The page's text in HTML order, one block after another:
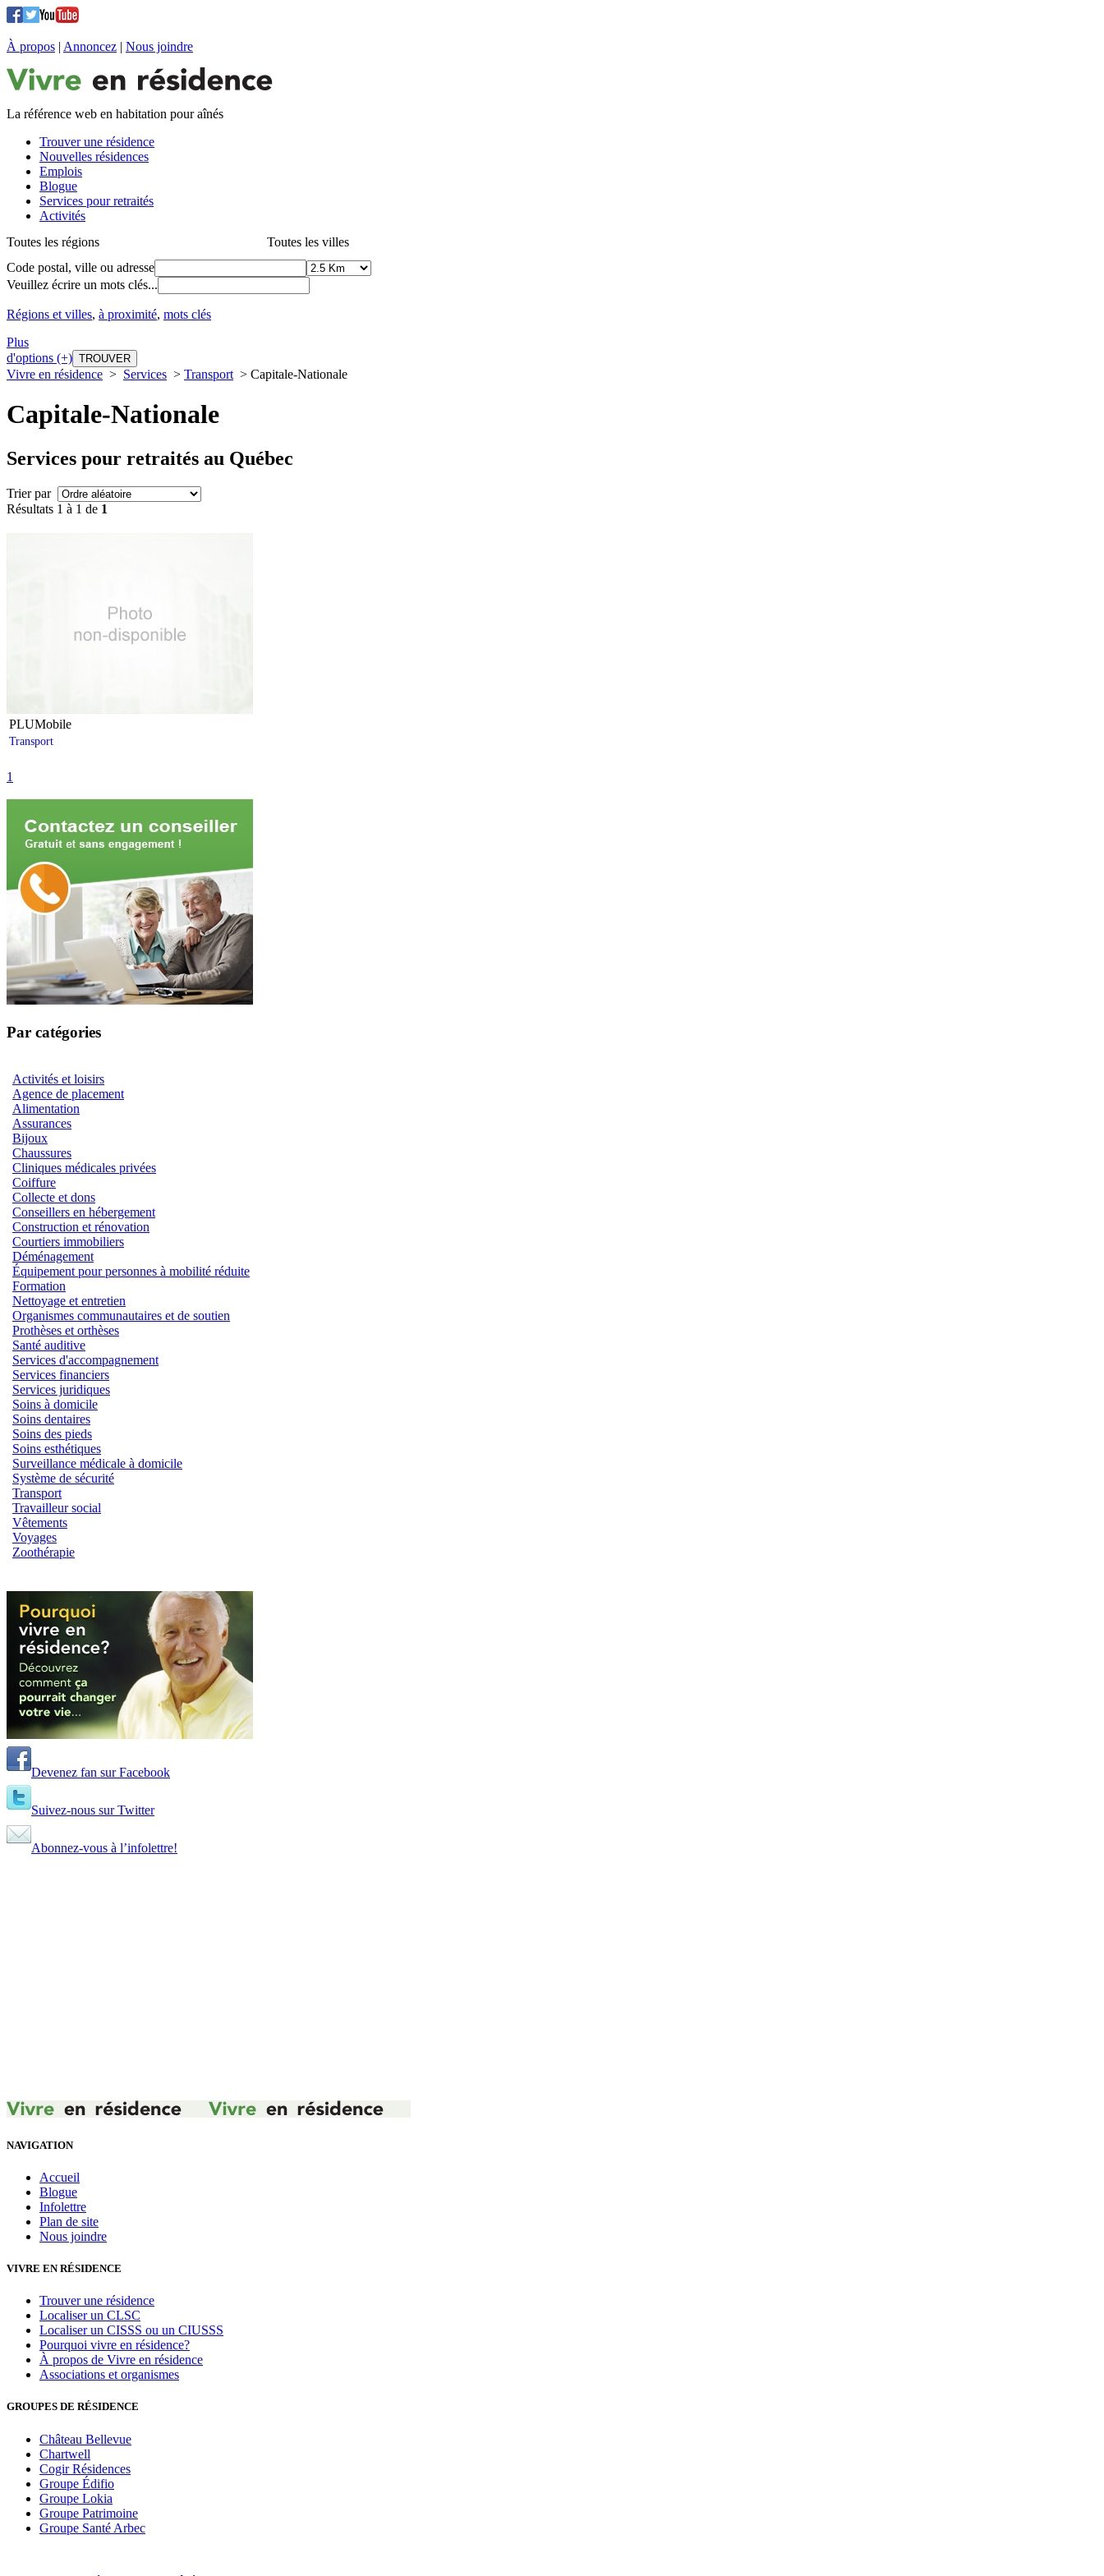
À propos | Annoncez | Nous joindre
La référence web en habitation pour aînés
Trouver une résidence
Nouvelles résidences
Emplois
Blogue
Services pour retraités
Activités
Toutes les régions
Toutes les villes
Code postal, ville ou adresse
Veuillez écrire un mots clés...
Régions et villes, à proximité, mots clés
Plus
d'options (+)
Vivre en résidence > Services > Transport > Capitale-Nationale
Capitale-Nationale
Services pour retraités au Québec
Trier par
Résultats 1 à 1 de 1
PLUMobile
Transport
1
Par catégories
Activités et loisirs
Agence de placement
Alimentation
Assurances
Bijoux
Chaussures
Cliniques médicales privées
Coiffure
Collecte et dons
Conseillers en hébergement
Construction et rénovation
Courtiers immobiliers
Déménagement
Équipement pour personnes à mobilité réduite
Formation
Nettoyage et entretien
Organismes communautaires et de soutien
Prothèses et orthèses
Santé auditive
Services d'accompagnement
Services financiers
Services juridiques
Soins à domicile
Soins dentaires
Soins des pieds
Soins esthétiques
Surveillance médicale à domicile
Système de sécurité
Transport
Travailleur social
Vêtements
Voyages
Zoothérapie
Devenez fan sur Facebook
Suivez-nous sur Twitter
Abonnez-vous à l’infolettre!
NAVIGATION
Accueil
Blogue
Infolettre
Plan de site
Nous joindre
VIVRE EN RÉSIDENCE
Trouver une résidence
Localiser un CLSC
Localiser un CISSS ou un CIUSSS
Pourquoi vivre en résidence?
À propos de Vivre en résidence
Associations et organismes
GROUPES DE RÉSIDENCE
Château Bellevue
Chartwell
Cogir Résidences
Groupe Édifio
Groupe Lokia
Groupe Patrimoine
Groupe Santé Arbec